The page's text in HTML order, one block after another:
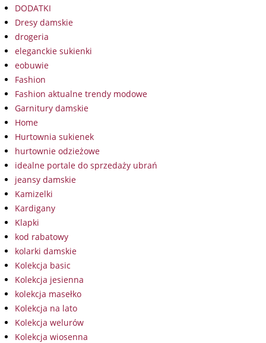
DODATKI
Dresy damskie
drogeria
eleganckie sukienki
eobuwie
Fashion
Fashion aktualne trendy modowe
Garnitury damskie
Home
Hurtownia sukienek
hurtownie odzieżowe
idealne portale do sprzedaży ubrań
jeansy damskie
Kamizelki
Kardigany
Klapki
kod rabatowy
kolarki damskie
Kolekcja basic
Kolekcja jesienna
kolekcja masełko
Kolekcja na lato
Kolekcja welurów
Kolekcja wiosenna